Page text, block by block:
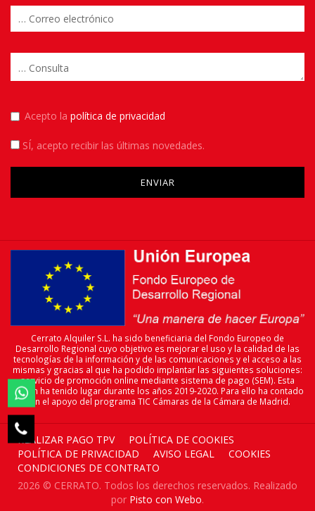


Acepto la política de privacidad
SÍ, acepto recibir las últimas novedades.
Please leave this field empty.
Cerrato Alquiler S.L. ha sido beneficiaria del Fondo Europeo de
Desarrollo Regional cuyo objetivo es mejorar el uso y la calidad de las
tecnologías de la información y de las comunicaciones y el acceso a las
mismas y gracias al que ha podido implantar las siguientes soluciones:
servicio de promoción online mediante sistema de pago (SEM). Esta
acción ha tenido lugar durante los años 2019-2020. Para ello ha contado
con el apoyo del programa TIC Cámaras de la Cámara de Madrid.
REALIZAR PAGO TPV
POLÍTICA DE COOKIES
POLÍTICA DE PRIVACIDAD
AVISO LEGAL
COOKIES
CONDICIONES DE CONTRATO
2026 © CERRATO. Todos los derechos reservados. Realizado
por Pisto con Webo.